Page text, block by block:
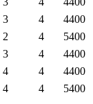
3 4 4400
2 4 5400
3 4 4400
4 4 4400
4 4 5400